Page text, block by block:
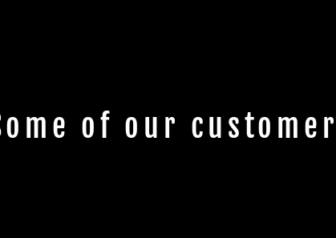
of our